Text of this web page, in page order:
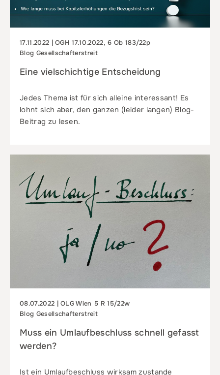
17.11.2022 | OGH 17.10.2022, 6 Ob 183/22p
Blog Gesellschafterstreit
Eine vielschichtige Entscheidung
Jedes Thema ist für sich alleine interessant! Es
lohnt sich aber, den ganzen (leider langen) Blog-
Beitrag zu lesen.
08.07.2022 | OLG Wien 5 R 15/22w
Blog Gesellschafterstreit
Muss ein Umlaufbeschluss schnell gefasst
werden?
Ist ein Umlaufbeschluss wirksam zustande